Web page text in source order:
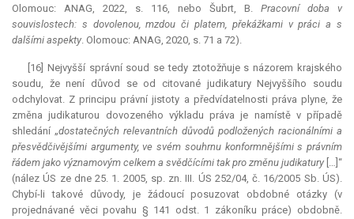
Olomouc: ANAG, 2022, s. 116, nebo Šubrt, B. Pracovní doba v
souvislostech: s dovolenou, mzdou či platem, překážkami v práci a s
dalšími aspekty. Olomouc: ANAG, 2020, s. 71 a 72).
[16] Nejvyšší správní soud se tedy ztotožňuje s názorem krajského
soudu, že není důvod se od citované judikatury Nejvyššího soudu
odchylovat. Z principu právní jistoty a předvídatelnosti práva plyne, že
změna judikaturou dovozeného výkladu práva je namístě v případě
shledání „dostatečných relevantních důvodů podložených racionálními a
přesvědčivějšími argumenty, ve svém souhrnu konformnějšími s právním
řádem jako významovým celkem a svědčícími tak pro změnu judikatury […]“
(nález ÚS ze dne 25. 1. 2005, sp. zn. III. ÚS 252/04, č. 16/2005 Sb. ÚS).
Chybí-li takové důvody, je žádoucí posuzovat obdobné otázky (v
projednávané věci povahu § 141 odst. 1 zákoníku práce) obdobně.